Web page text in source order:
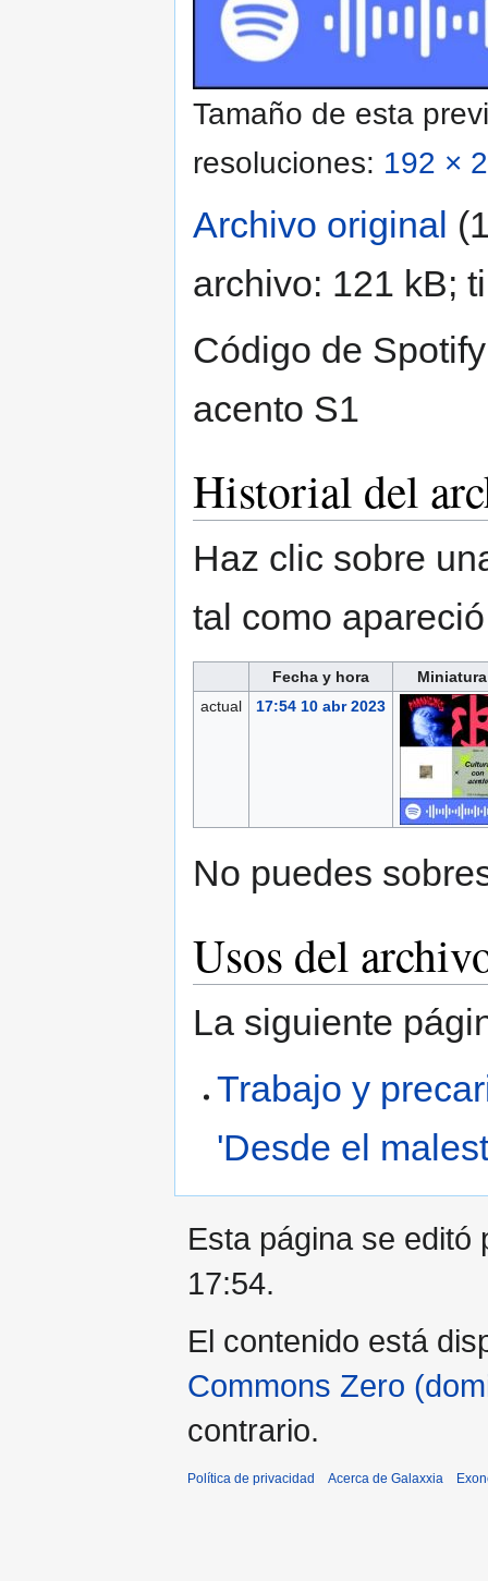
Tamaño de esta
resoluciones: 192 ×
Archivo original
archivo: 121 kB;
Código de
acento S1
Historial del
Haz clic sobre
tal como
Fecha y hora
Miniatura
actual
17:54 10 abr 2023
No puedes
Usos del
La siguiente
Trabajo y
'Desde el
Esta página se editó
17:54.
El contenido está
Commons Zero
contrario.
Política de privacidad Acerca de Galaxxia